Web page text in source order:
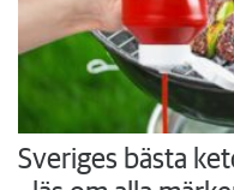
Sveriges bästa